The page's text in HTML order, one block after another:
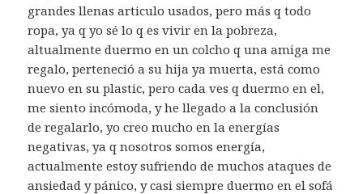
grandes llenas articulo usados, pero más q todo
ropa, ya q yo sé lo q es vivir en la pobreza,
altualmente duermo en un colcho q una amiga me
regalo, perteneció a su hija ya muerta, está como
nuevo en su plastic, pero cada ves q duermo en el,
me siento incómoda, y he llegado a la conclusión
de regalarlo, yo creo mucho en la energías
negativas, ya q nosotros somos energía,
actualmente estoy sufriendo de muchos ataques de
ansiedad y pánico, y casi siempre duermo en el sofá